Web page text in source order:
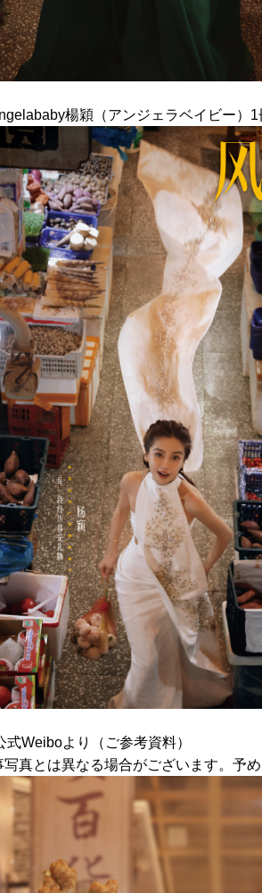
楊穎（アンジェラベイビー）1
Weiboより（ご参考資料）
真とは異なる場合がございます。予